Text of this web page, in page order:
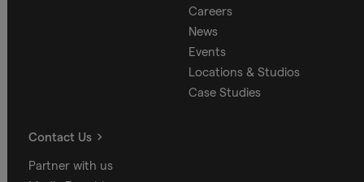
Careers
News
Events
Locations & Studios
Case Studies
Contact Us
Partner with us